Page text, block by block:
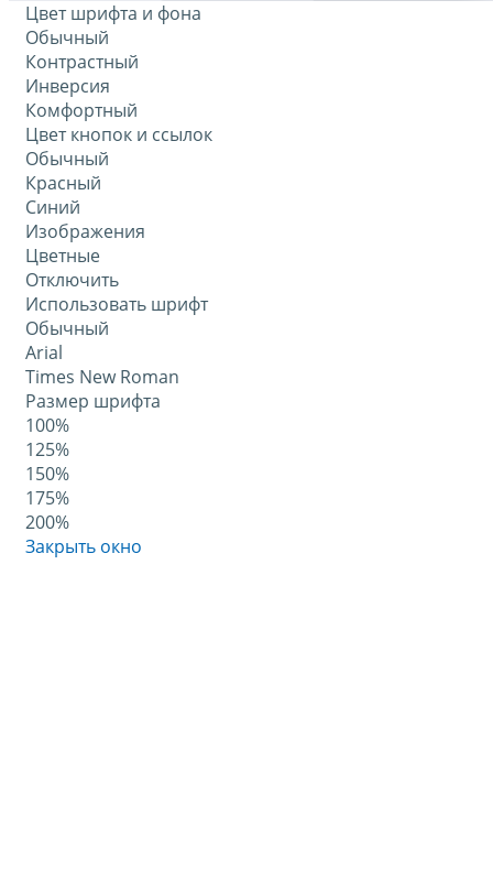
Цвет шрифта и фона
Обычный
Контрастный
Инверсия
Комфортный
Цвет кнопок и ссылок
Обычный
Красный
Синий
Изображения
Цветные
Отключить
Использовать шрифт
Обычный
Arial
Times New Roman
Размер шрифта
100%
125%
150%
175%
200%
Закрыть окно